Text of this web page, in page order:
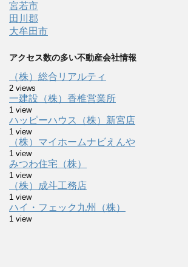
宮若市
田川郡
大牟田市
アクセス数の多い不動産会社情報
（株）総合リアルティ
2 views
一建設（株）香椎営業所
1 view
ハッピーハウス（株）新宮店
1 view
（株）マイホームナビえんや
1 view
みつわ住宅（株）
1 view
（株）成斗工務店
1 view
ハイ・フェック九州（株）
1 view